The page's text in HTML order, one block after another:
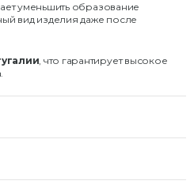
уменьшить образование
вид изделия даже после
, что гарантирует высокое